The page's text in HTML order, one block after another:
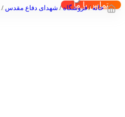
تماس با ما
خانه/ فروشگاه/ شهدای دفاع مقدس /